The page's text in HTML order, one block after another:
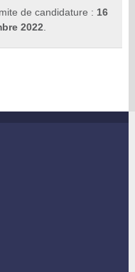
de candidature : 16
2022